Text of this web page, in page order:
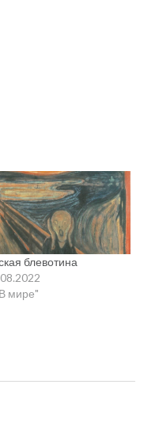
блевотина
мире"